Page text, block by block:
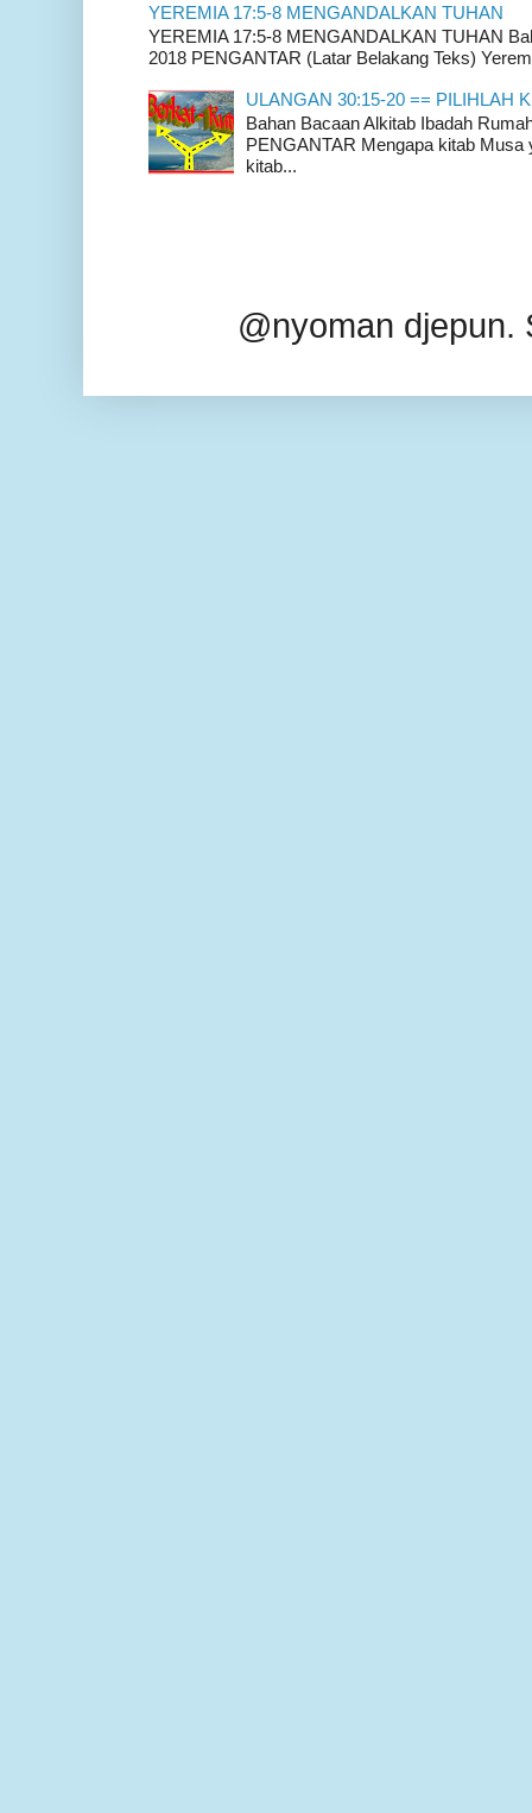
YEREMIA 17:5-8 MENGANDALKAN TUHAN
YEREMIA 17:5-8 MENGANDALKAN TUHAN
2018 PENGANTAR (Latar Belakang Teks)
ULANGAN 30:15-20 == PILIHLAH
Bahan Bacaan Alkitab Ibadah
PENGANTAR Mengapa kitab Musa
kitab...
@nyoman